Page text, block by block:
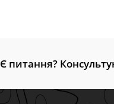
Є питання?